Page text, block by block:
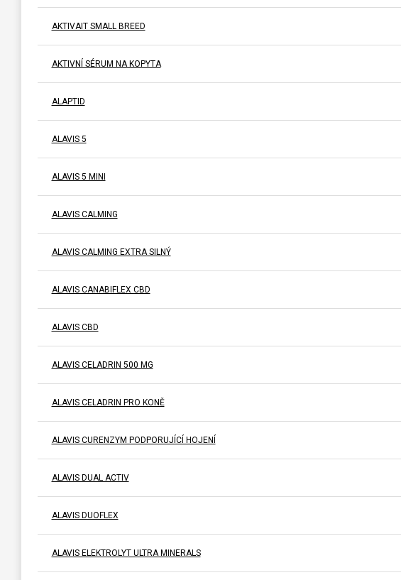
AKTIVAIT SMALL BREED
AKTIVNÍ SÉRUM NA KOPYTA
ALAPTID
ALAVIS 5
ALAVIS 5 MINI
ALAVIS CALMING
ALAVIS CALMING EXTRA SILNÝ
ALAVIS CANABIFLEX CBD
ALAVIS CBD
ALAVIS CELADRIN 500 MG
ALAVIS CELADRIN PRO KONĚ
ALAVIS CURENZYM PODPORUJÍCÍ HOJENÍ
ALAVIS DUAL ACTIV
ALAVIS DUOFLEX
ALAVIS ELEKTROLYT ULTRA MINERALS